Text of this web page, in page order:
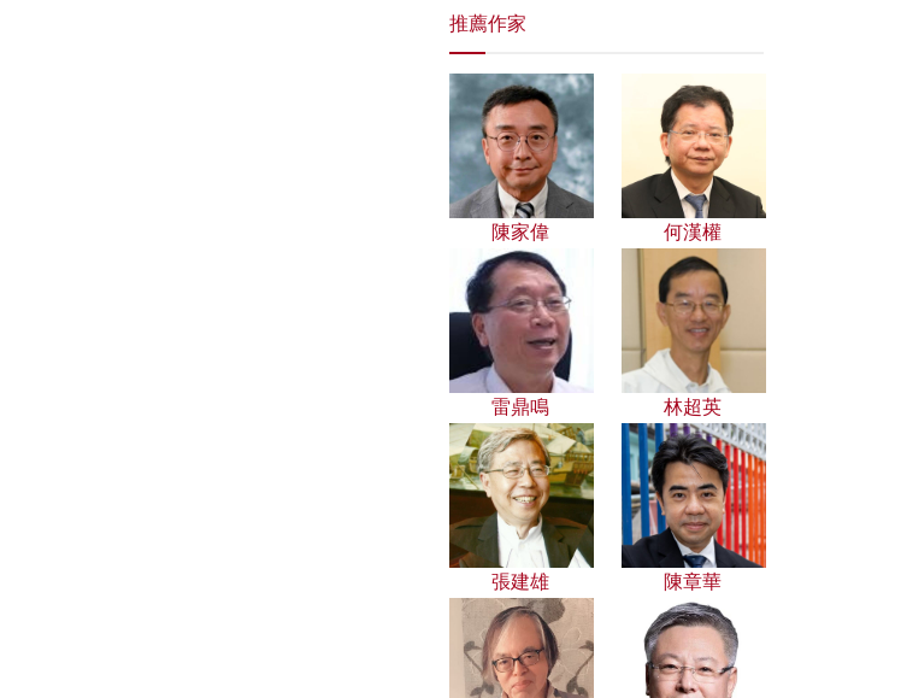
推薦作家
陳家偉 何漢權
雷鼎鳴 林超英
張建雄 陳章華